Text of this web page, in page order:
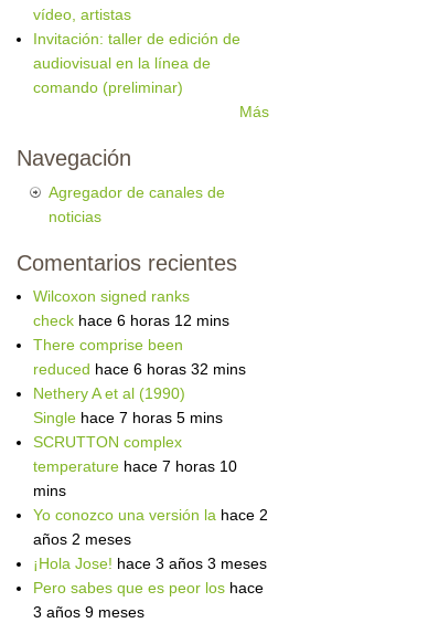
vídeo, artistas
Invitación: taller de edición de
audiovisual en la línea de
comando (preliminar)
Más
Navegación
Agregador de canales de
noticias
Comentarios recientes
Wilcoxon signed ranks
check hace 6 horas 12 mins
There comprise been
reduced hace 6 horas 32 mins
Nethery A et al (1990)
Single hace 7 horas 5 mins
SCRUTTON complex
temperature hace 7 horas 10
mins
Yo conozco una versión la hace 2
años 2 meses
¡Hola Jose! hace 3 años 3 meses
Pero sabes que es peor los hace
3 años 9 meses